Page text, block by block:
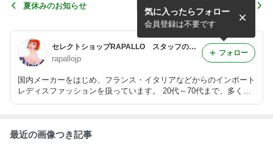
夏休みのお知らせ
セレクトショップRAPALLO スタッフのおすすめブログ
rapallojp
国内メーカーをはじめ、フランス・イタリアなどからのインポート
レディスファッションを扱っています。 20代～70代まで、多くの
お客様にご利用いただいております。
気に入ったらフォロー
会員登録は不要です
フォロー
最近の画像つき記事